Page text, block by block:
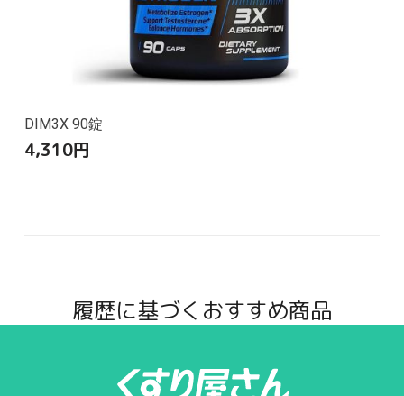
DIM3X 90錠
4,310円
履歴に基づくおすすめ商品